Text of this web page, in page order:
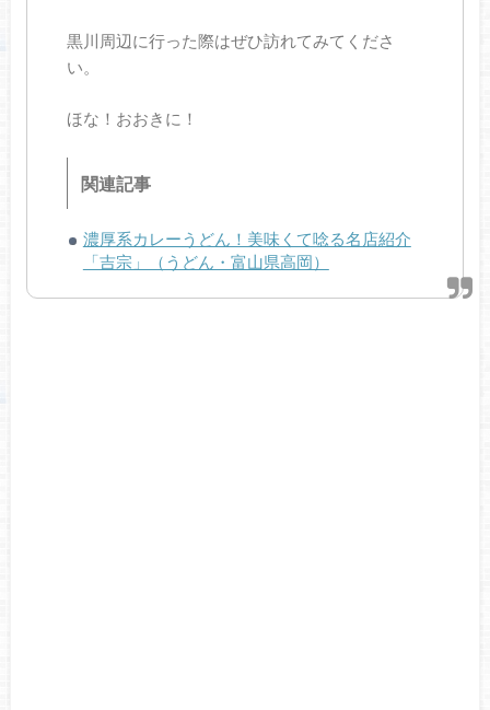
黒川周辺に行った際はぜひ訪れてみてくださ
い。
ほな！おおきに！
関連記事
濃厚系カレーうどん！美味くて唸る名店紹介
「吉宗」（うどん・富山県高岡）